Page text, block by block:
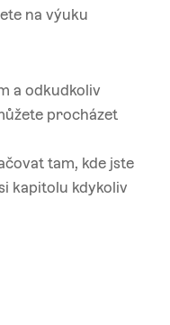
na výuku
a odkudkoliv
procházet
tam, kde jste
kapitolu kdykoliv